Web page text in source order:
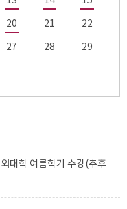
20 21 22
27 28 29
대학 여름학기 수강(추후